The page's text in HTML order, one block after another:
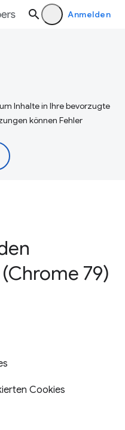
Anmelden
Inhalte in Ihre bevorzugte
können Fehler
79)
Cookies